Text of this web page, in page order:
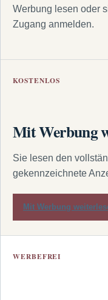
Werbung lesen oder
Zugang anmelden.
KOSTENLOS
Mit Werbung
Sie lesen den
gekennzeichnete
Mit Werbung
WERBEFREI